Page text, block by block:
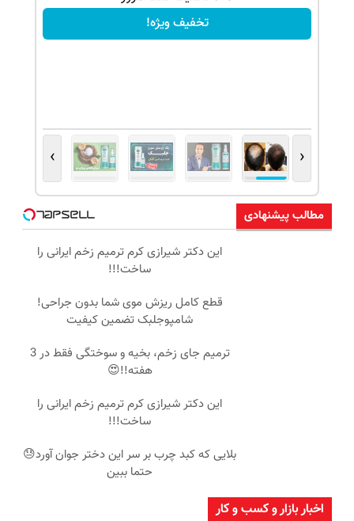
تخفیف ویژه!
‹
›
مطالب پیشنهادی
این دکتر شیرازی کرم ترمیم زخم ایرانی را
ساخت!!!
قطع کامل ریزش موی شما بدون جراحی!
شامپوجلبک تضمین کیفیت
ترمیم جای زخم، بخیه و سوختگی فقط در 3
هفته!!😍
این دکتر شیرازی کرم ترمیم زخم ایرانی را
ساخت!!!
بلایی که کبد چرب بر سر این دختر جوان آورد😓
حتما ببین
اخبار بازار و کسب و کار